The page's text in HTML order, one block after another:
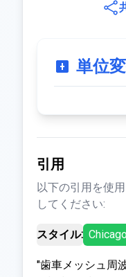
単位
引用
以下の引用を使
してください:
スタイル:
"歯車メッシュ周